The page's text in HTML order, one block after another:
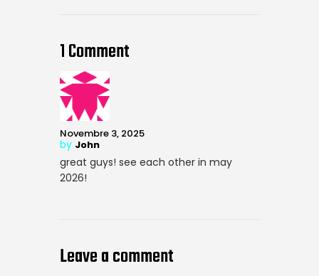
1 Comment
Novembre 3, 2025
by John
great guys! see each other in may
2026!
Leave a comment